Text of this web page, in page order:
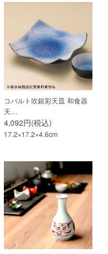
コバルト吹銀彩天皿 和食器
天…
4,092円(税込)
17.2×17.2×4.6cm